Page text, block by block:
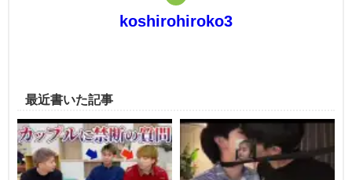
koshirohiroko3
最近書いた記事